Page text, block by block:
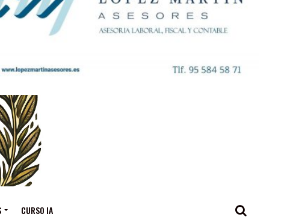
CURSO IA